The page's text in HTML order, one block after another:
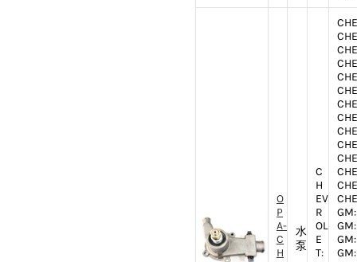
O
P
A-
C
H
水
泵
C
H
EV
R
OL
E
T: